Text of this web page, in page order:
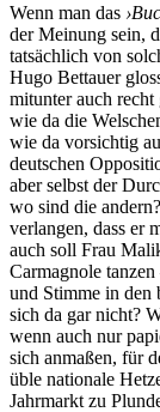
Wenn man das
der Meinung sein,
tatsächlich von
Hugo Bettauer
mitunter auch
wie da die
wie da vorsichtig
deutschen
aber selbst der
wo sind die
verlangen, dass er
auch soll Frau
Carmagnole
und Stimme in den
sich da gar nicht?
wenn auch nur
sich anmaßen, für
üble nationale
Jahrmarkt zu